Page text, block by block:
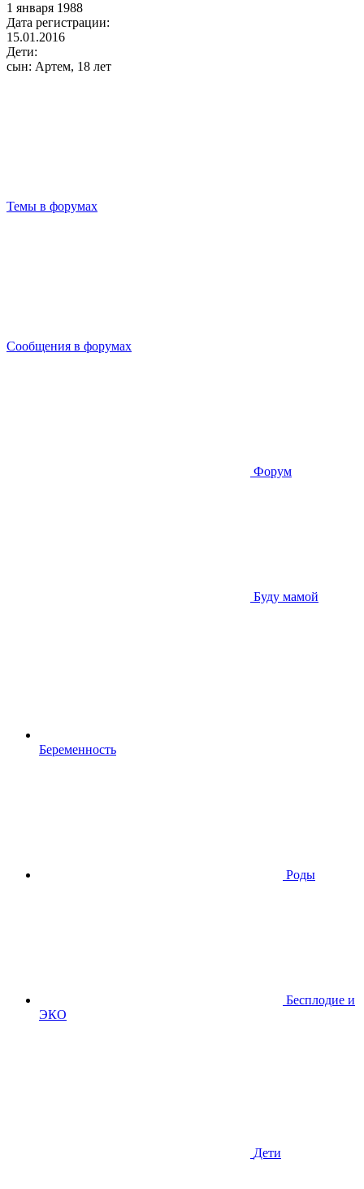
1 января 1988
Дата регистрации:
15.01.2016
Дети:
cын: Артем, 18 лет
Темы в форумах
Сообщения в форумах
Форум
Буду мамой
Беременность
Роды
Бесплодие и
ЭКО
Дети